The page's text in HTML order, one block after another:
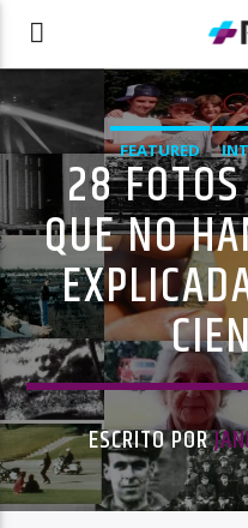
FEATURED
28
QUE NO
ESCRITO POR